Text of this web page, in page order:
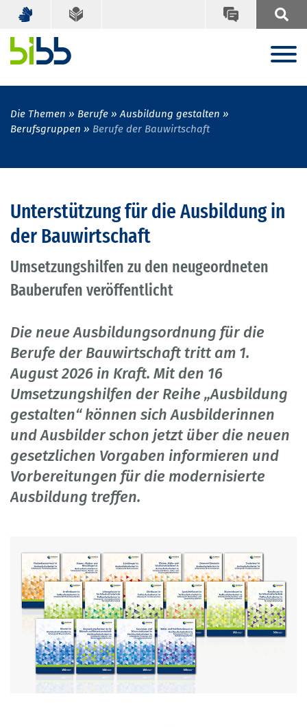
Die Themen Berufe
Ausbildung gestalten
Berufsgruppen
Berufe der Bauwirtschaft
Unterstützung für die Ausbildung in
der Bauwirtschaft
Umsetzungshilfen zu den neugeordneten
Bauberufen veröffentlicht
Die neue Ausbildungsordnung für die
Berufe der Bauwirtschaft tritt am 1.
August 2026 in Kraft. Mit den 16
Umsetzungshilfen der Reihe „Ausbildung
gestalten“ können sich Ausbilderinnen
und Ausbilder schon jetzt über die neuen
gesetzlichen Vorgaben informieren und
Vorbereitungen für die modernisierte
Ausbildung treffen.